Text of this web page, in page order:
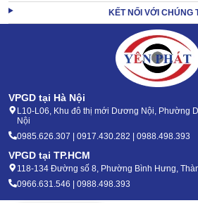
KẾT NỐI VỚI CHÚNG
VPGD tại Hà Nội
L10-L06, Khu đô thị mới Dương Nội, Phường
Nội
0985.626.307 | 0917.430.282 | 0988.498.393
VPGD tại TP.HCM
118-134 Đường số 8, Phường Bình Hưng,
0966.631.546 | 0988.498.393